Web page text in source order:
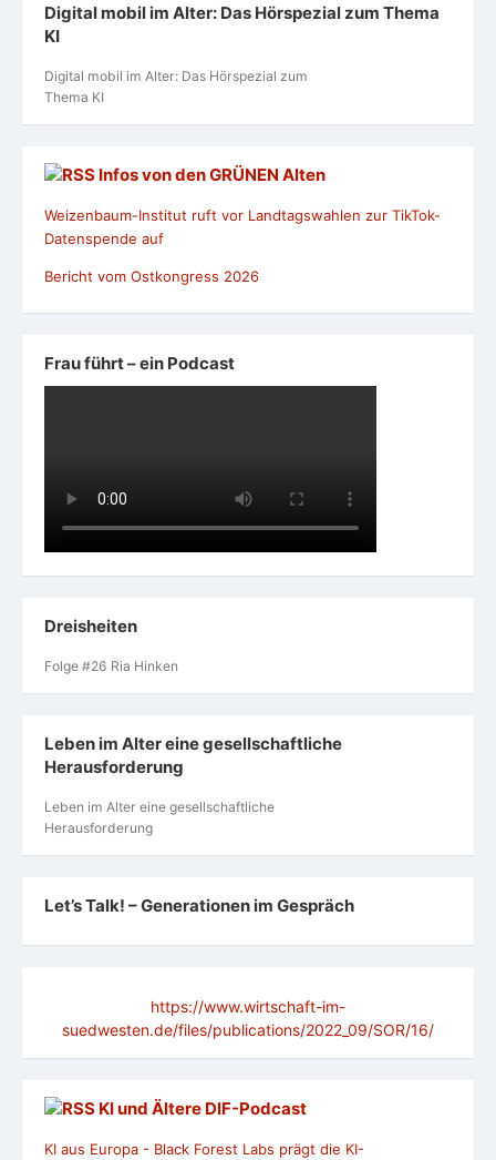
Digital mobil im Alter: Das Hörspezial zum Thema
KI
Digital mobil im Alter: Das Hörspezial zum
Thema KI
Infos von den GRÜNEN Alten
Weizenbaum-Institut ruft vor Landtagswahlen zur TikTok-
Datenspende auf
Bericht vom Ostkongress 2026
Frau führt – ein Podcast
Dreisheiten
Folge #26 Ria Hinken
Leben im Alter eine gesellschaftliche
Herausforderung
Leben im Alter eine gesellschaftliche
Herausforderung
Let’s Talk! – Generationen im Gespräch
https://www.wirtschaft-im-
suedwesten.de/files/publications/2022_09/SOR/16/
KI und Ältere DlF-Podcast
KI aus Europa - Black Forest Labs prägt die KI-